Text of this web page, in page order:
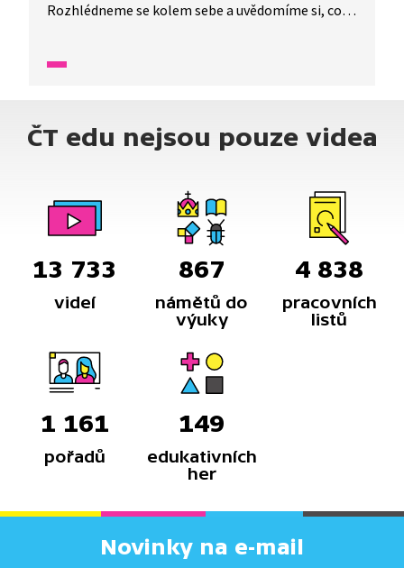
Rozhlédneme se kolem sebe a uvědomíme si, co
vymodelovat?
ČT edu nejsou pouze videa
13 733
videí
867
námětů do
výuky
4 838
pracovních
listů
1 161
pořadů
149
edukativních
her
Novinky na e-mail